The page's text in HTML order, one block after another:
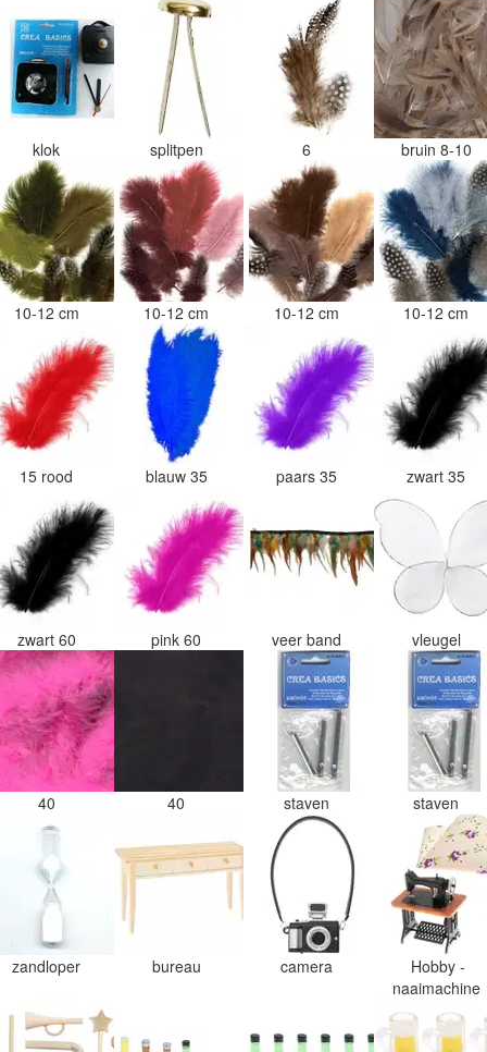
klok splitpen 6 bruin 8-10
10-12 cm 10-12 cm 10-12 cm 10-12 cm
15 rood blauw 35 paars 35 zwart 35
zwart 60 pink 60 veer band vleugel
40 40 staven staven
zandloper bureau camera
Hobby -
naaimachine